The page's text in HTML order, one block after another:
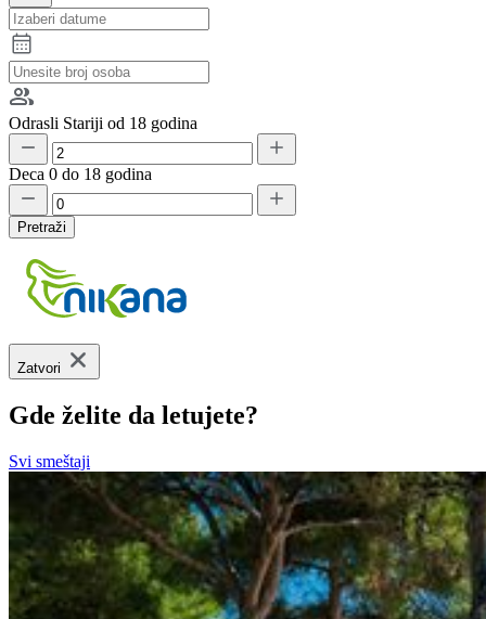
Odrasli Stariji od 18 godina
Deca 0 do 18 godina
Pretraži
Zatvori
Gde želite da letujete?
Svi smeštaji